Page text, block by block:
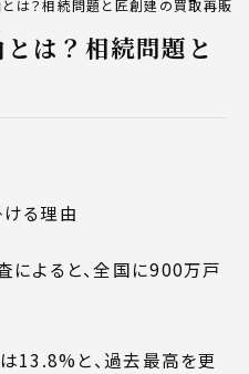
は？相続問題と匠創建の買取再販
は？相続問題と
る理由
によると、全国に900万戸
13.8%と、過去最高を更